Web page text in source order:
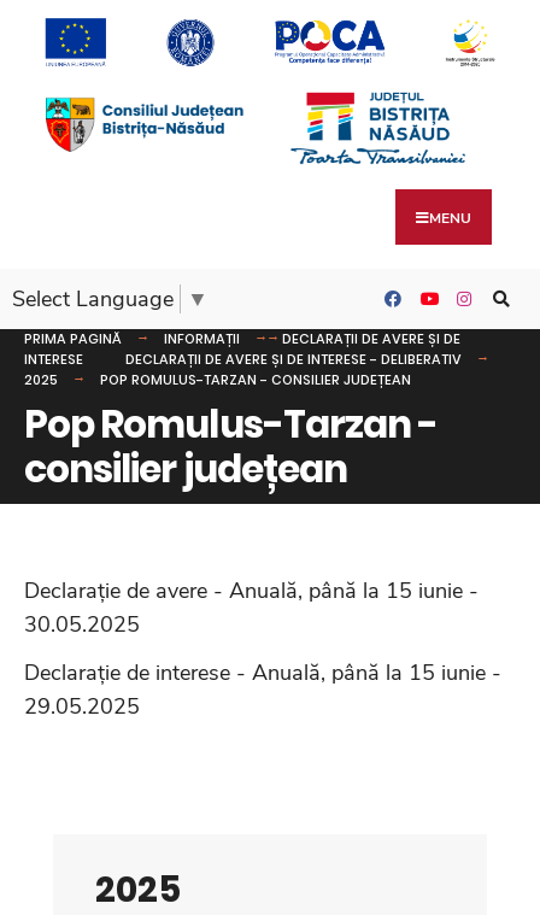
MENU
Select Language ▼
PRIMA PAGINĂ INFORMAȚII
DECLARAȚII DE AVERE ȘI DE
INTERESE
DECLARAȚII DE AVERE ȘI DE INTERESE - DELIBERATIV
2025
POP ROMULUS-TARZAN - CONSILIER JUDEȚEAN
Pop Romulus-Tarzan -
consilier județean
Declarație de avere - Anuală, până la 15 iunie -
30.05.2025
Declarație de interese - Anuală, până la 15 iunie -
29.05.2025
2025